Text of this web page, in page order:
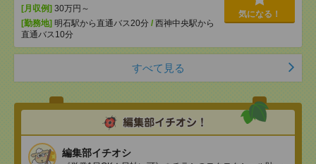
[月収例] 30万円～
[勤務地] 明石駅から直通バス20分 / 西神中央駅から
直通バス10分
気になる！
すべて見る
編集部イチオシ